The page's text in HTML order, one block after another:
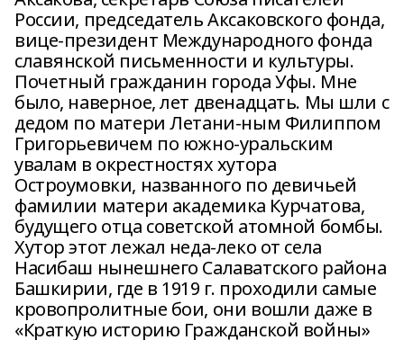
России, председатель Аксаковского фонда,
вице-президент Международного фонда
славянской письменности и культуры.
Почетный гражданин города Уфы. Мне
было, наверное, лет двенадцать. Мы шли с
дедом по матери Летани-ным Филиппом
Григорьевичем по южно-уральским
увалам в окрестностях хутора
Остроумовки, названного по девичьей
фамилии матери академика Курчатова,
будущего отца советской атомной бомбы.
Хутор этот лежал неда-леко от села
Насибаш нынешнего Салаватского района
Башкирии, где в 1919 г. проходили самые
кровопролитные бои, они вошли даже в
«Краткую историю Гражданской войны»